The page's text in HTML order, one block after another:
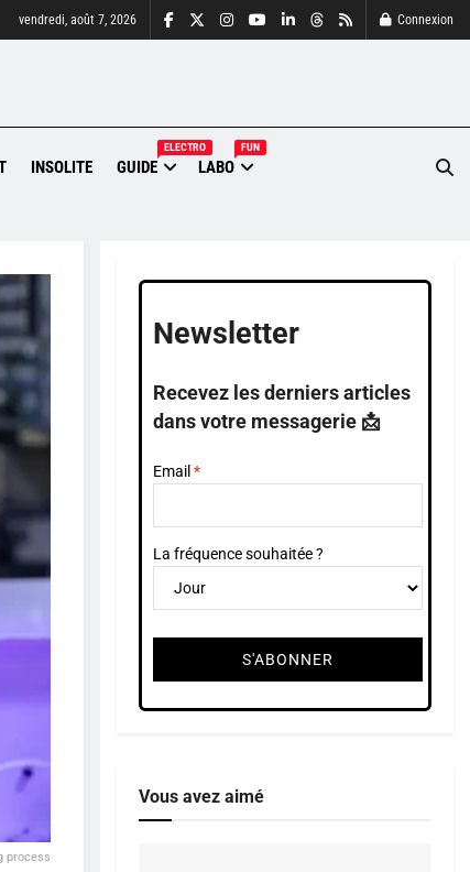
vendredi, août 7, 2026 Connexion
INSOLITE GUIDE
ELECTRO
LABO
FUN
process
Newsletter
Recevez les derniers articles
dans votre messagerie 📩
Email
La fréquence souhaitée ?
Vous avez aimé